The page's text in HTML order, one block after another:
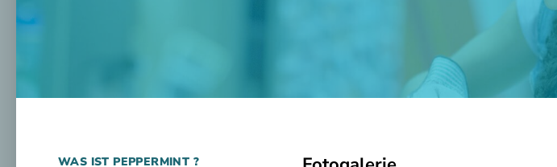
WAS IST PEPPERMINT ?